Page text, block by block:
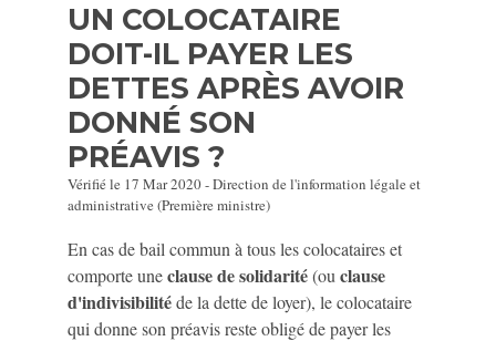
UN COLOCATAIRE
DOIT-IL PAYER LES
DETTES APRÈS AVOIR
DONNÉ SON
PRÉAVIS ?
Vérifié le 17 Mar 2020 - Direction de l'information légale et
administrative (Première ministre)
En cas de bail commun à tous les colocataires et
comporte uneclause de solidarité(ouclause
d'indivisibilitéde la dette de loyer), le colocataire
qui donne son préavis reste obligé de payer les